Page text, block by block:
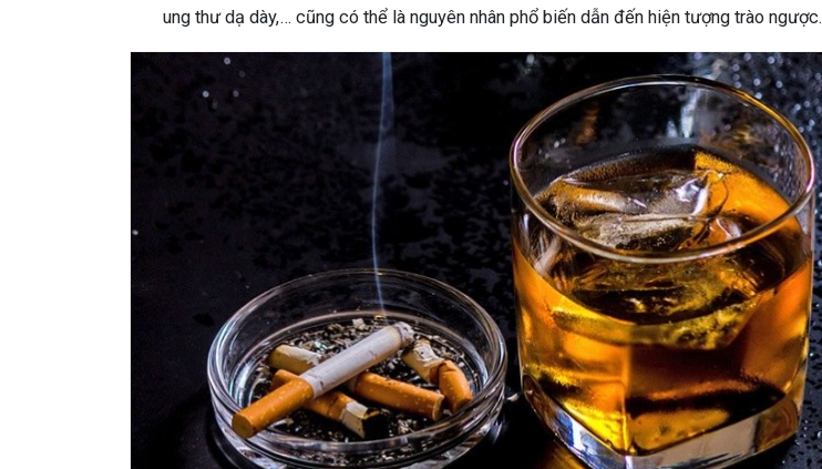
ung thư dạ dày,… cũng có thể là nguyên nhân phổ biến dẫn đến hiện tượng trào ngược.